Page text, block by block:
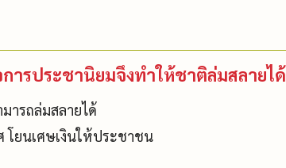
การประชานิยมจึงทำให้ชาติล่มสลายได้
ารถล่มสลายได้
โยนเศษเงินให้ประชาชน